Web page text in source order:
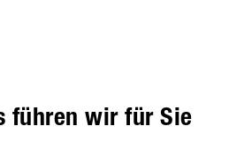
führen wir für Sie